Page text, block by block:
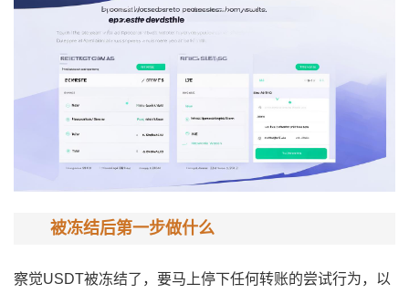
被冻结后第一步做什么
察觉USDT被冻结了，要马上停下任何转账的尝试行为，以